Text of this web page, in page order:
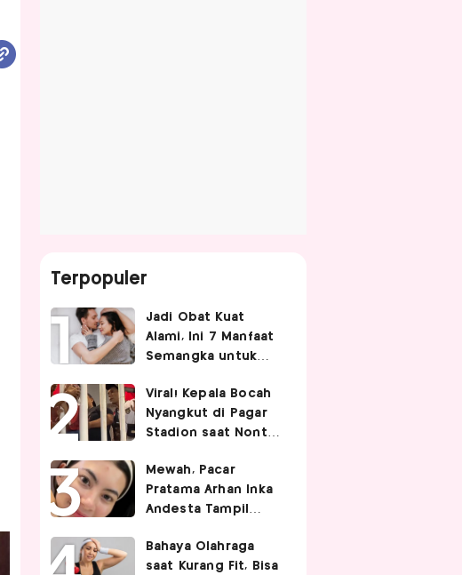
Terpopuler
Jadi Obat Kuat
Alami, Ini 7 Manfaat
Semangka untuk
Viral! Kepala Bocah
Nyangkut di Pagar
Stadion saat Nonton
Endingnya Kocak
Mewah, Pacar
Pratama Arhan Inka
Andesta Tampil
Pakai Bando Rp10
Juta
Bahaya Olahraga
saat Kurang Fit, Bisa